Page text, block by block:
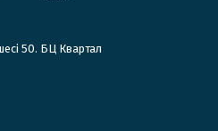
50. БЦ Квартал